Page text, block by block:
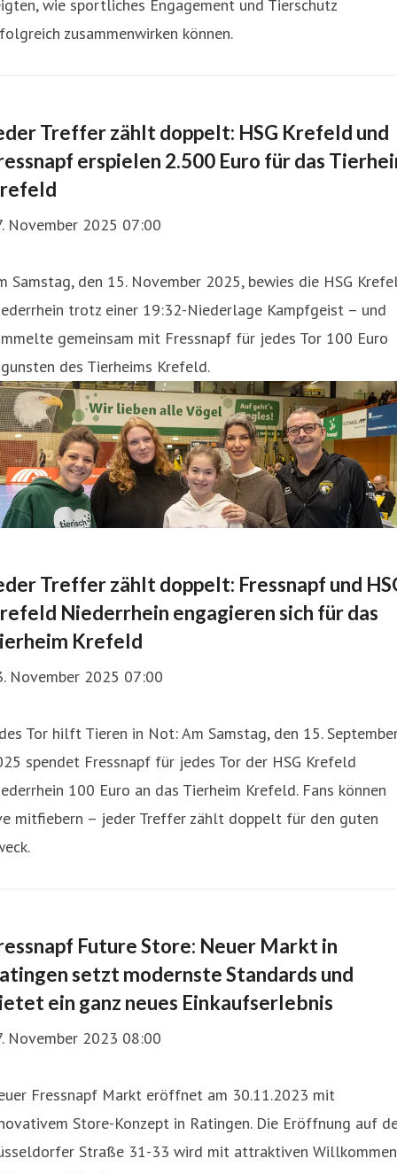
wie sportliches Engagement und Tierschutz
zusammenwirken können.
Treffer zählt doppelt: HSG Krefeld und
erspielen 2.500 Euro für das
November 2025 07:00
Samstag, den 15. November 2025, bewies die HSG
trotz einer 19:32-Niederlage Kampfgeist – und
gemeinsam mit Fressnapf für jedes Tor 100 Euro
des Tierheims Krefeld.
Treffer zählt doppelt: Fressnapf und
Niederrhein engagieren sich für das
Krefeld
November 2025 07:00
Tor hilft Tieren in Not: Am Samstag, den 15.
spendet Fressnapf für jedes Tor der HSG Krefeld
100 Euro an das Tierheim Krefeld. Fans können
mitfiebern – jeder Treffer zählt doppelt für den guten
Future Store: Neuer Markt in
setzt modernste Standards und
ein ganz neues Einkaufserlebnis
November 2023 08:00
Fressnapf Markt eröffnet am 30.11.2023 mit
Store-Konzept in Ratingen. Die Eröffnung auf
Straße 31-33 wird mit attraktiven